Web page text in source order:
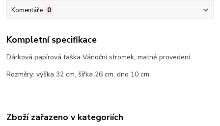
Komentáře 0
Kompletní specifikace
Dárková papírová taška Vánoční stromek, matné provedení.
Rozměry: výška 32 cm, šířka 26 cm, dno 10 cm.
Zboží zařazeno v kategoriích